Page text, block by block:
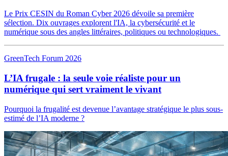
Le Prix CESIN du Roman Cyber 2026 dévoile sa première
sélection. Dix ouvrages explorent l'IA, la cybersécurité et le
numérique sous des angles littéraires, politiques ou technologiques.
GreenTech Forum 2026
L’IA frugale : la seule voie réaliste pour un
numérique qui sert vraiment le vivant
Pourquoi la frugalité est devenue l’avantage stratégique le plus sous-
estimé de l’IA moderne ?